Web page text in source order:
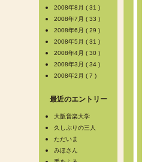
2008年8月 ( 31 )
2008年7月 ( 33 )
2008年6月 ( 29 )
2008年5月 ( 31 )
2008年4月 ( 30 )
2008年3月 ( 34 )
2008年2月 ( 7 )
最近のエントリー
大阪音楽大学
久しぶりの三人
ただいま
みほさん